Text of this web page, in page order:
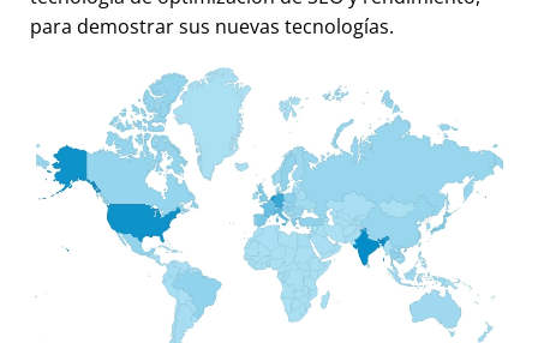
para demostrar sus nuevas tecnologías.